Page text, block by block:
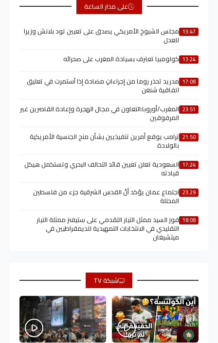
على مدار الساعة
13:47 مجلس الشيوخ الأمريكي يصدق على تعيين تود بلانش وزيرا
للعدل
13:24 كولومبيا تعترف بسيادة المغرب على صحرائه
17:08 مدريد تحذر روما من إجراءاتٍ مضادة إذا اُستمرت في تعليق
اتفاقية شنغن
23:51 المغرب/أوروبا:التعاون في مجال الهجرة وإعادة القاصرين غير
المرفوقين
21:50 ترامب يوقع أمرين تنفيذيين بشأن منح الجنسية الأمريكية
بالولادة
17:24 السعودية تعلن تعيين قائد التحالف البحري وتستكمل هيكل
قيادته
23:29 اجتماع عمان يؤكد أنّ القدس الشرقية جزء من فلسطين
المحتلة
18:08 فوز السيد ممثل التيار التقدمي على ستيفنز ممثلة التيار
التقليدي في الانتخابات التمهيدية للديمقراطيين في
ميتشيغان
شبكة TV